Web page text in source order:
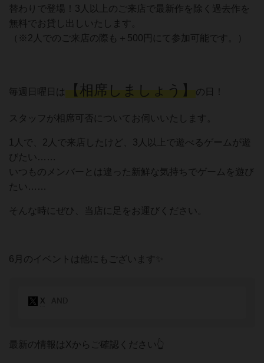
替わりで登場！3人以上のご来店で最新作を除く過去作を
無料でお貸し出しいたします。
（※2人でのご来店の際も＋500円にて参加可能です。）
毎週日曜日は 【相席しましょう】 の日！
スタッフが相席可否についてお伺いいたします。
1人で、2人で来店したけど、3人以上で遊べるゲームが遊
びたい……
いつものメンバーとは違った新鮮な気持ちでゲームを遊び
たい……
そんな時にぜひ、当店に足をお運びください。
6月のイベントは他にもございます✨
最新の情報はXからご確認ください👆